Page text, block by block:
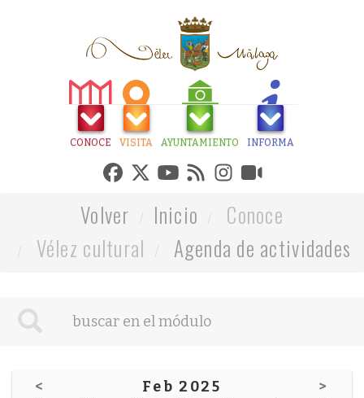
CONOCE VISITA AYUNTAMIENTO INFORMA
Volver Inicio
Conoce
Vélez cultural
Agenda de actividades
< Feb 2025 >